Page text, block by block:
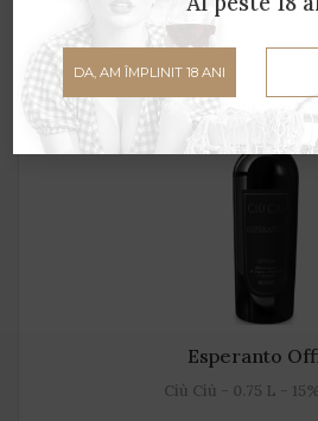
Esperanto
Ciù Ciù - 0.75 L -
DA, AM ÎMPLINIT 18 ANI